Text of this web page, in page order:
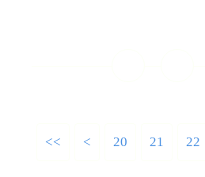
<< < 10
20 21 22